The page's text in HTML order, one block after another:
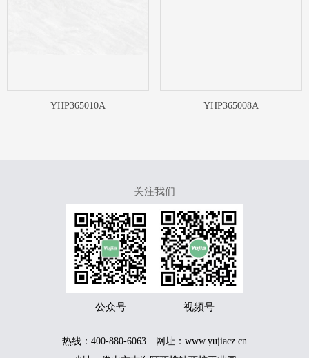
YHP365010A YHP365008A
400-889-6680
关注我们
公众号 视频号
热线：400-880-6063 网址：www.yujiacz.cn